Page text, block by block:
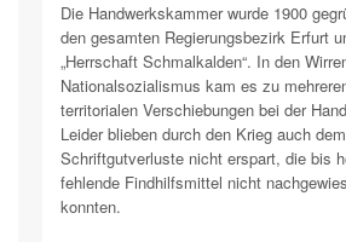
Die Handwerkskammer wurde 1900
den gesamten Regierungsbezirk Erfurt
„Herrschaft Schmalkalden“. In den
Nationalsozialismus kam es zu
territorialen Verschiebungen bei der
Leider blieben durch den Krieg auch
Schriftgutverluste nicht erspart, die bis
fehlende Findhilfsmittel nicht
konnten.